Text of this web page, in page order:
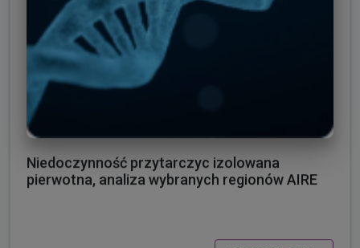
Niedoczynność przytarczyc izolowana
pierwotna, analiza wybranych regionów AIRE